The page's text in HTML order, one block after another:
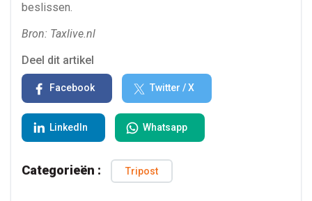
beslissen.
Bron: Taxlive.nl
Deel dit artikel
Facebook Twitter / X
LinkedIn Whatsapp
Categorieën : Tripost